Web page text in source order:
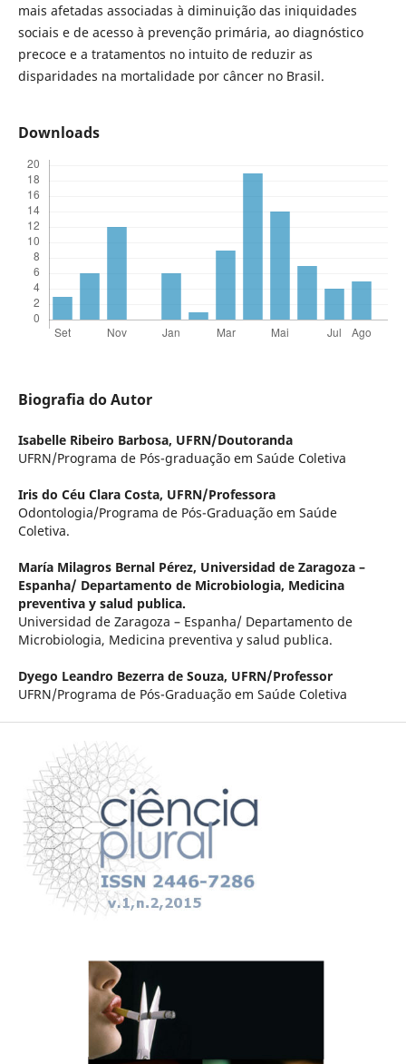
mais afetadas associadas à diminuição das iniquidades
sociais e de acesso à prevenção primária, ao diagnóstico
precoce e a tratamentos no intuito de reduzir as
disparidades na mortalidade por câncer no Brasil.
Downloads
Biografia do Autor
Isabelle Ribeiro Barbosa, UFRN/Doutoranda
UFRN/Programa de Pós-graduação em Saúde Coletiva
Iris do Céu Clara Costa, UFRN/Professora
Odontologia/Programa de Pós-Graduação em Saúde
Coletiva.
María Milagros Bernal Pérez, Universidad de Zaragoza –
Espanha/ Departamento de Microbiologia, Medicina
preventiva y salud publica.
Universidad de Zaragoza – Espanha/ Departamento de
Microbiologia, Medicina preventiva y salud publica.
Dyego Leandro Bezerra de Souza, UFRN/Professor
UFRN/Programa de Pós-Graduação em Saúde Coletiva